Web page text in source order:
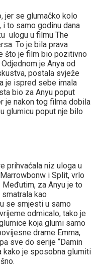
jer se glumačko kolo
to samo godinu dana
ulogu u filmu The
To je bila prava
što je film bio pozitivno
je Anya od
postala svježe
je ispred sebe imala
bio za Anyu poput
je nakon tog filma dobila
glumicu poput nje bilo
prihvaćala niz uloga u
i Split, vrlo
za Anyu je to
kao
se smjesti u samo
odmicalo, tako je
koja glumi samo
drame Emma,
sve do serije “Damin
kako je sposobna glumiti